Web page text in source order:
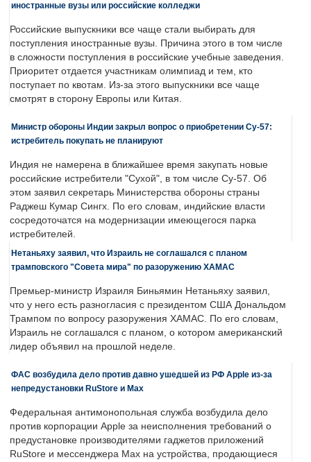
иностранные вузы или российские колледжи
Российские выпускники все чаще стали выбирать для
поступления иностранные вузы. Причина этого в том числе
в сложности поступления в российские учебные заведения.
Приоритет отдается участникам олимпиад и тем, кто
поступает по квотам. Из-за этого выпускники все чаще
смотрят в сторону Европы или Китая.
Министр обороны Индии закрыл вопрос о приобретении Су-57:
истребитель покупать не планируют
Индия не намерена в ближайшее время закупать новые
российские истребители "Сухой", в том числе Су-57. Об
этом заявил секретарь Министерства обороны страны
Раджеш Кумар Сингх. По его словам, индийские власти
сосредоточатся на модернизации имеющегося парка
истребителей.
Нетаньяху заявил, что Израиль не соглашался с планом
трамповского "Совета мира" по разоружению ХАМАС
Премьер-министр Израиля Биньямин Нетаньяху заявил,
что у него есть разногласия с президентом США Дональдом
Трампом по вопросу разоружения ХАМАС. По его словам,
Израиль не соглашался с планом, о котором американский
лидер объявил на прошлой неделе.
ФАС возбудила дело против давно ушедшей из РФ Apple из-за
непредустановки RuStore и Max
Федеральная антимонопольная служба возбудила дело
против корпорации Apple за неисполнения требований о
предустановке производителями гаджетов приложений
RuStore и мессенджера Max на устройства, продающиеся